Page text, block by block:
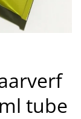
tube